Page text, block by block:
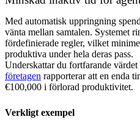
Med automatisk uppringning
vänta mellan samtalen. Systemet
fördefinierade regler, vilket
produktiva under hela deras pass.
Underskattar du fortfarande
företagen rapporterar att en enda
€100,000 i förlorad produktivitet.
Verkligt exempel